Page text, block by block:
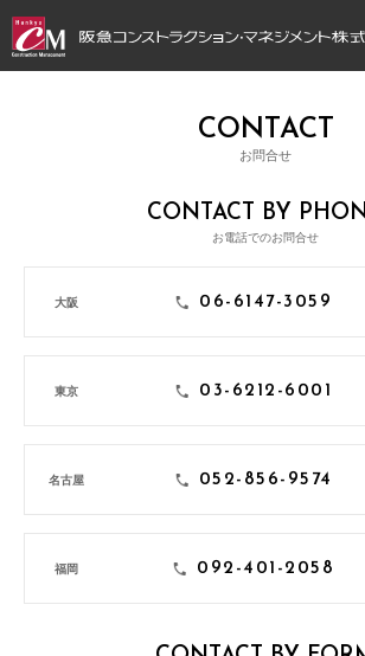
CONTACT
お問合せ
CONTACT BY
お電話でのお問合せ
大阪 06-6147-3059
東京 03-6212-6001
名古屋 052-856-9574
福岡 092-401-2058